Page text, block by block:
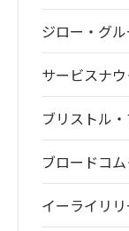
ジロー・グ
サービスナ
ブリストル
ブロードコム
イーライリ